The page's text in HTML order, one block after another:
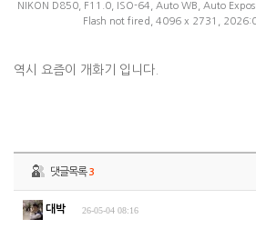
NIKON D850, F11.0, ISO-64, Auto WB, Auto
Flash not fired, 4096 x 2731,
역시 요즘이 개화기 입니다.
댓글목록3
대박 26-05-04 08:16